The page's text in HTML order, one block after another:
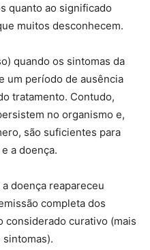
quanto ao significado
muitos desconhecem.
quando os sintomas da
um período de ausência
tratamento. Contudo,
no organismo e,
são suficientes para
a doença.
doença reapareceu
completa dos
considerado curativo (mais